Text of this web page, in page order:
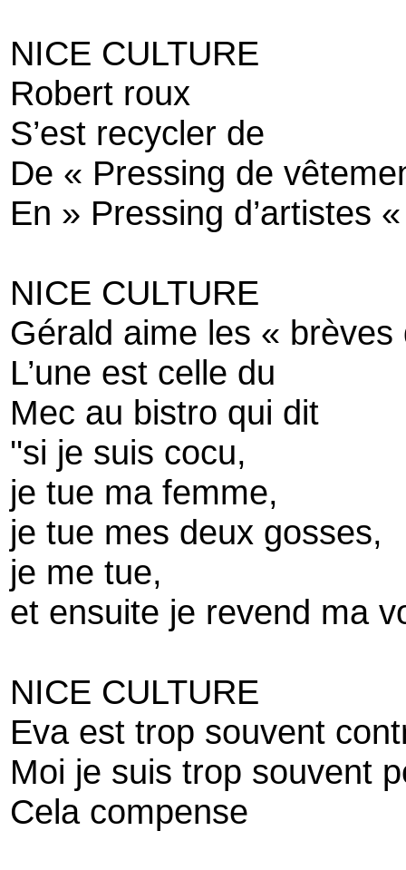
NICE CULTURE
Robert roux
S’est recycler de
De « Pressing de
En » Pressing d’artistes «
NICE CULTURE
Gérald aime les «
L’une est celle du
Mec au bistro qui dit
''si je suis cocu,
je tue ma femme,
je tue mes deux gosses,
je me tue,
et ensuite je revend ma
NICE CULTURE
Eva est trop souvent
Moi je suis trop souvent
Cela compense